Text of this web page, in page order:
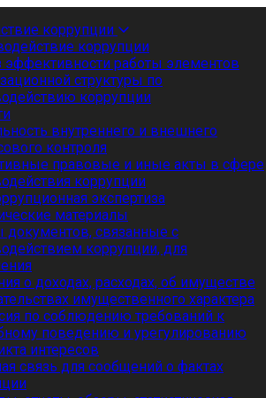
коррупции
коррупции
эффективности работы элементов
структуры по
коррупции
внутреннего и внешнего
контроля
правовые и иные акты в сфере
коррупции
экспертиза
материалы
связанные с
коррупции, для
о доходах, расходах, об имуществе
имущественного характера
по соблюдению требований к
поведению и урегулированию
интересов
связь для сообщений о фактах